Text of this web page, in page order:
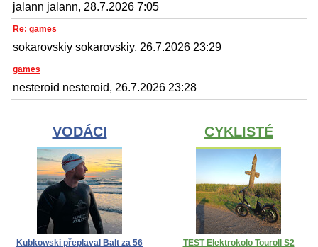
jalann jalann, 28.7.2026 7:05
Re: games
sokarovskiy sokarovskiy, 26.7.2026 23:29
games
nesteroid nesteroid, 26.7.2026 23:28
VODÁCI
Kubkowski přeplaval Balt za 56
CYKLISTÉ
TEST Elektrokolo Touroll S2